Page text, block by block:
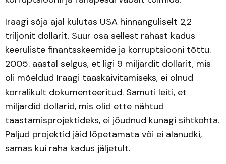
Iraagi sõja ajal kulutas USA hinnanguliselt 2,2
triljonit dollarit. Suur osa sellest rahast kadus
keeruliste finantsskeemide ja korruptsiooni tõttu.
2005. aastal selgus, et ligi 9 miljardit dollarit, mis
oli mõeldud Iraagi taaskäivitamiseks, ei olnud
korralikult dokumenteeritud. Samuti leiti, et
miljardid dollarid, mis olid ette nähtud
taastamisprojektideks, ei jõudnud kunagi sihtkohta.
Paljud projektid jäid lõpetamata või ei alanudki,
samas kui raha kadus jäljetult.